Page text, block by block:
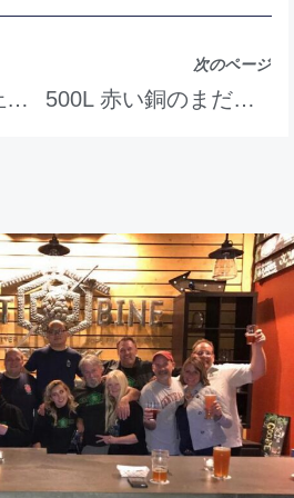
150L 赤い銅の静止した鍋の蒸溜所装置
次のページ
500L 赤い銅のまだ鍋の雑種の蒸溜所機械